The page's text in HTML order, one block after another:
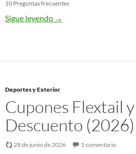
10 Preguntas frecuentes
Sigue leyendo →
Deportes y Exterior
Cupones Flextail
Descuento (2026)
28 de junio de 2026 1 comentario